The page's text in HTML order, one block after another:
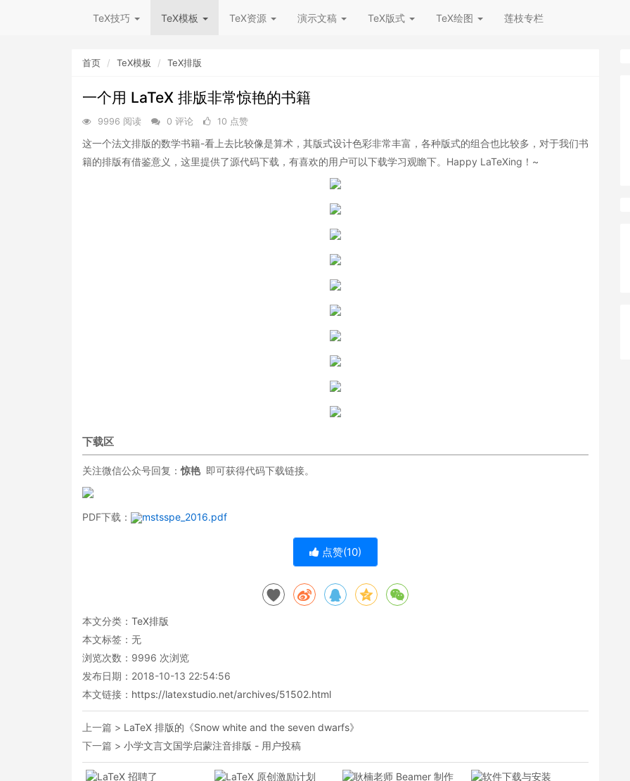
TeX技巧 TeX模板 TeX资源 演示文稿 TeX版式 TeX绘图 莲枝专栏
首页 TeX模板 TeX排版
一个用 LaTeX 排版非常惊艳的书籍
9996 阅读 0 评论 10 点赞
这一个法文排版的数学书籍-看上去比较像是算术，其版式设计色彩非常丰富，各种版式的组合也比较多，对于我们书
籍的排版有借鉴意义，这里提供了源代码下载，有喜欢的用户可以下载学习观瞻下。Happy LaTeXing！~
下载区
关注微信公众号回复：惊艳即可获得代码下载链接。
PDF下载： mstsspe_2016.pdf
点赞(10)
本文分类： TeX排版
本文标签：无
浏览次数： 9996 次浏览
发布日期：2018-10-13 22:54:56
本文链接： https://latexstudio.net/archives/51502.html
上一篇 > LaTeX 排版的《Snow white and the seven dwarfs》
下一篇 > 小学文言文国学启蒙注音排版 - 用户投稿